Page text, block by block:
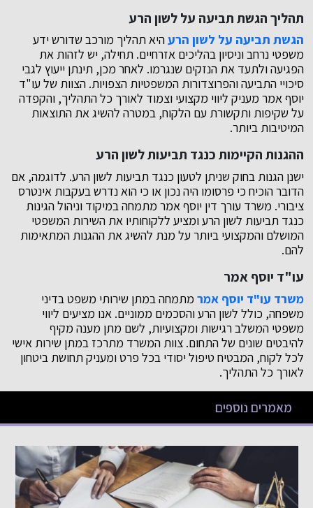
תהליך הגשת תביעה על לשון הרע
הגשת תביעה על לשון הרעהיא תהליך מורכב שדורש ידע
משפטי נרחב וניסיון בהליכים אזרחיים. תחילה, יש לזהות את
הפגיעה ולתעד את הנזקים שנגרמו. לאחר מכן, תינתן ייעוץ לגבי
סיכויי התביעה והפרוצדורות המשפטיות הצפויות. הצוות של עו"ד
יוסף אמר מעניק ליווי מקצועי וצמוד לאורך כל התהליך, והקפדה
על שקיפות ותקשורת עם הלקוח, במטרה להשיג את התוצאות
המיטיבות ביותר.
ההגנות הקיימות כנגד תביעות לשון הרע
ישנן הגנות בחוק שניתן לטעון כנגד תביעות לשון הרע. לדוגמה, אם
הדובר הוכיח כי פרסומו היה נכון או כי הוא נדרש בעקבות אינטרס
ציבורי. משרד עורך דין יוסף אמר מתמחה במיקוד וניהול הגינות
כנגד תביעות לשון הרע ומציע ללקוחותיו את השירות המשפטי
המושלם והמקצועי ביותר על מנת להשיג את ההגנות המתאימות
להם.
עו"ד יוסף אמר
משרד עו"ד יוסף אמרמתמחה במתן שירותי משפט בדיני
משפחה, כולל לשון הרע והסכמים ממוניים. אנו מציעים ליווי
משפטי המשלב רגישות ומקצועיות, לשם מתן מענה מקיף
להיבטים שונים של התחום. צוות המשרד מתרכז במתן שירות אישי
לכל לקוח, המבטיח טיפול יסודי בכל פרט ומעניק תחושת ביטחון
לאורך כל התהליך.
מאמרים נוספים